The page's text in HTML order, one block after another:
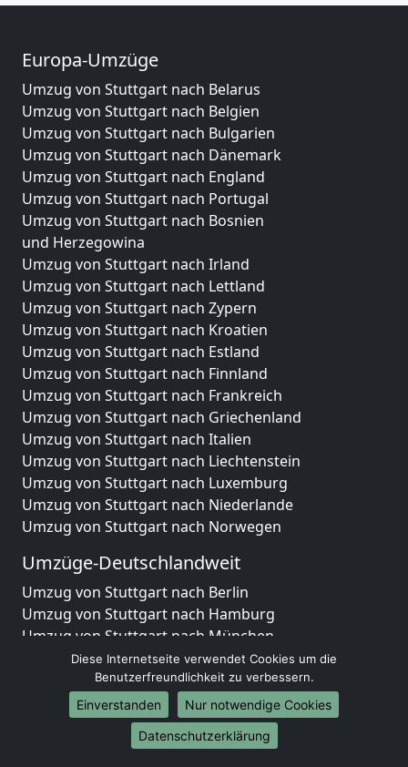
Europa-Umzüge
Umzug von Stuttgart nach Belarus
Umzug von Stuttgart nach Belgien
Umzug von Stuttgart nach Bulgarien
Umzug von Stuttgart nach Dänemark
Umzug von Stuttgart nach England
Umzug von Stuttgart nach Portugal
Umzug von Stuttgart nach Bosnien
und Herzegowina
Umzug von Stuttgart nach Irland
Umzug von Stuttgart nach Lettland
Umzug von Stuttgart nach Zypern
Umzug von Stuttgart nach Kroatien
Umzug von Stuttgart nach Estland
Umzug von Stuttgart nach Finnland
Umzug von Stuttgart nach Frankreich
Umzug von Stuttgart nach Griechenland
Umzug von Stuttgart nach Italien
Umzug von Stuttgart nach Liechtenstein
Umzug von Stuttgart nach Luxemburg
Umzug von Stuttgart nach Niederlande
Umzug von Stuttgart nach Norwegen
Umzüge-Deutschlandweit
Umzug von Stuttgart nach Berlin
Umzug von Stuttgart nach Hamburg
Umzug von Stuttgart nach München
Umzug von Stuttgart nach Köln
Umzug von Stuttgart nach Frankfurt am Main
Umzug von Stuttgart nach Stuttgart
Umzug von Stuttgart nach Düsseldorf
Umzug von Stuttgart nach Leipzig
Diese Internetseite verwendet Cookies um die
Benutzerfreundlichkeit zu verbessern.
Einverstanden
Nur notwendige Cookies
Datenschutzerklärung